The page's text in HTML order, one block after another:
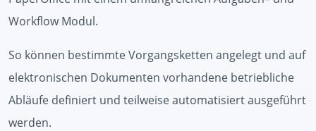
Workflow Modul.
So können bestimmte Vorgangsketten angelegt und auf
elektronischen Dokumenten vorhandene betriebliche
Abläufe definiert und teilweise automatisiert ausgeführt
werden.